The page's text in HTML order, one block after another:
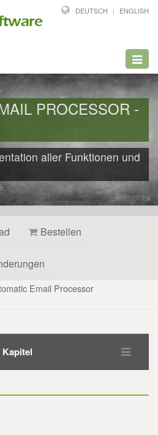
DEUTSCH ENGLISH
PROCESSOR -
aller Funktionen und
Bestellen
Email Processor
Kapitel